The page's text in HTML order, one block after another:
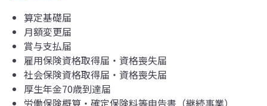
算定基礎届
月額変更届
賞与支払届
雇用保険資格取得届・資格喪失届
社会保険資格取得届・資格喪失届
厚生年金70歳到達届
労働保険概算・確定保険料等申告書（継続事業）